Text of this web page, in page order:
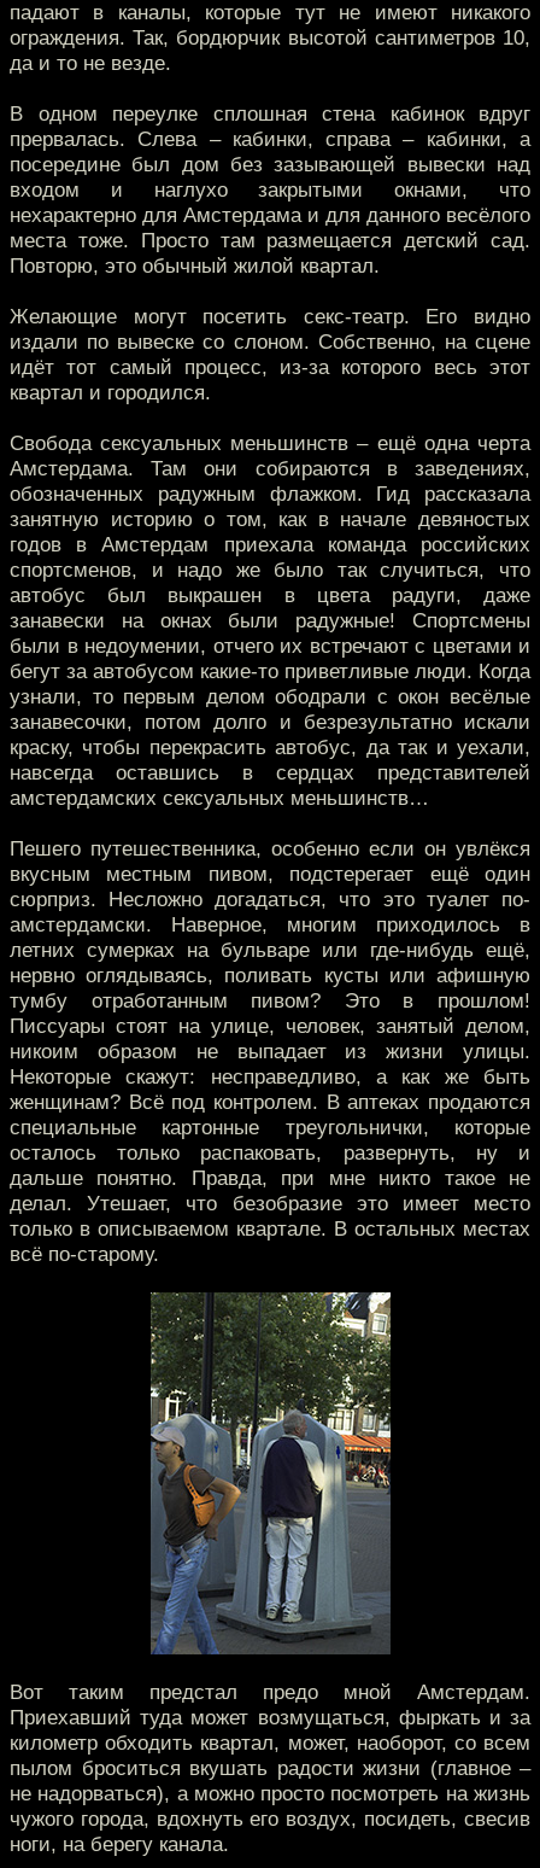
падают в каналы, которые тут не имеют никакого
ограждения. Так, бордюрчик высотой сантиметров 10,
да и то не везде.
В одном переулке сплошная стена кабинок вдруг
прервалась. Слева – кабинки, справа – кабинки, а
посередине был дом без зазывающей вывески над
входом и наглухо закрытыми окнами, что
нехарактерно для Амстердама и для данного весёлого
места тоже. Просто там размещается детский сад.
Повторю, это обычный жилой квартал.
Желающие могут посетить секс-театр. Его видно
издали по вывеске со слоном. Собственно, на сцене
идёт тот самый процесс, из-за которого весь этот
квартал и городился.
Свобода сексуальных меньшинств – ещё одна черта
Амстердама. Там они собираются в заведениях,
обозначенных радужным флажком. Гид рассказала
занятную историю о том, как в начале девяностых
годов в Амстердам приехала команда российских
спортсменов, и надо же было так случиться, что
автобус был выкрашен в цвета радуги, даже
занавески на окнах были радужные! Спортсмены
были в недоумении, отчего их встречают с цветами и
бегут за автобусом какие-то приветливые люди. Когда
узнали, то первым делом ободрали с окон весёлые
занавесочки, потом долго и безрезультатно искали
краску, чтобы перекрасить автобус, да так и уехали,
навсегда оставшись в сердцах представителей
амстердамских сексуальных меньшинств…
Пешего путешественника, особенно если он увлёкся
вкусным местным пивом, подстерегает ещё один
сюрприз. Несложно догадаться, что это туалет по-
амстердамски. Наверное, многим приходилось в
летних сумерках на бульваре или где-нибудь ещё,
нервно оглядываясь, поливать кусты или афишную
тумбу отработанным пивом? Это в прошлом!
Писсуары стоят на улице, человек, занятый делом,
никоим образом не выпадает из жизни улицы.
Некоторые скажут: несправедливо, а как же быть
женщинам? Всё под контролем. В аптеках продаются
специальные картонные треугольнички, которые
осталось только распаковать, развернуть, ну и
дальше понятно. Правда, при мне никто такое не
делал. Утешает, что безобразие это имеет место
только в описываемом квартале. В остальных местах
всё по-старому.
Вот таким предстал предо мной Амстердам.
Приехавший туда может возмущаться, фыркать и за
километр обходить квартал, может, наоборот, со всем
пылом броситься вкушать радости жизни (главное –
не надорваться), а можно просто посмотреть на жизнь
чужого города, вдохнуть его воздух, посидеть, свесив
ноги, на берегу канала.